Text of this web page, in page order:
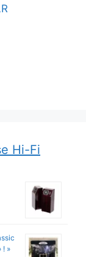
Hi-Fi
! »